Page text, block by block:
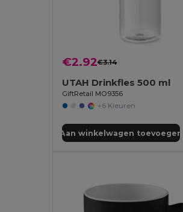
€2.92€3.14
UTAH Drinkfles 500 ml
GiftRetail MO9356
+6 Kleuren
Aan winkelwagen toevoegen